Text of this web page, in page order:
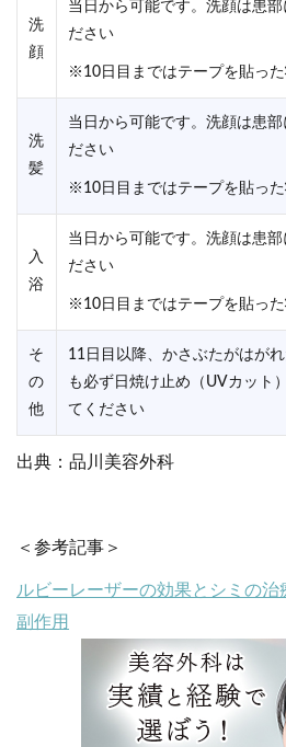
洗
顔
当日から可能です。洗顔は患
ださい
※10日目まではテープを貼っ
洗
髪
当日から可能です。洗顔は患
ださい
※10日目まではテープを貼っ
入
浴
当日から可能です。洗顔は患
ださい
※10日目まではテープを貼っ
そ
の
他
11日目以降、かさぶたがはが
も必ず日焼け止め（UVカット
てください
出典：品川美容外科
＜参考記事＞
ルビーレーザーの効果とシミの治
副作用